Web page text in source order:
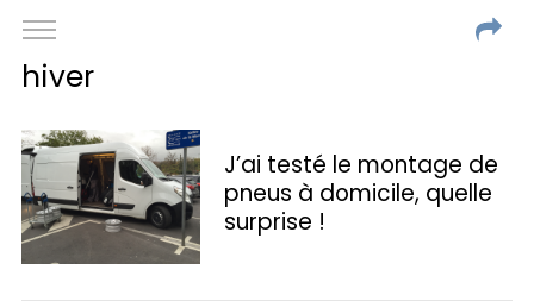
hiver
J’ai testé le montage de
pneus à domicile, quelle
surprise !